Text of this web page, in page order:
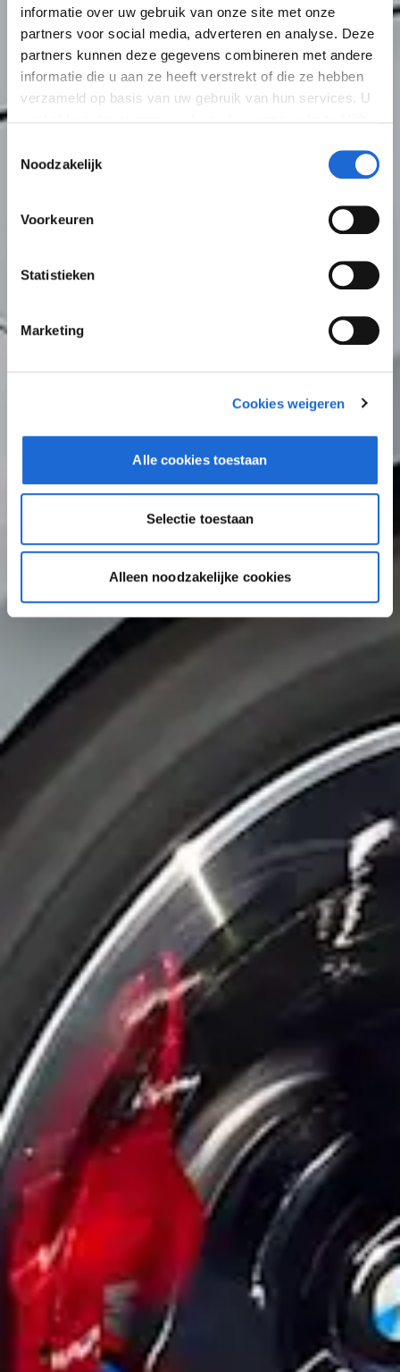
informatie over uw gebruik van onze site met onze
partners voor social media, adverteren en analyse. Deze
partners kunnen deze gegevens combineren met andere
informatie die u aan ze heeft verstrekt of die ze hebben
verzameld op basis van uw gebruik van hun services. U
Noodzakelijk
Voorkeuren
Statistieken
Marketing
Cookies weigeren
Alle cookies toestaan
Selectie toestaan
Alleen noodzakelijke cookies